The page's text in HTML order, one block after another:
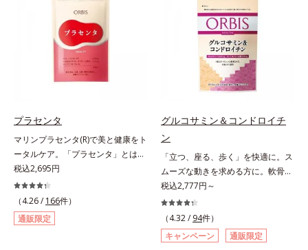
持ちがいいのもポイントです。体を
作る材料であるたんぱく質12g(*1)
をメインに、美を引き出すコラーゲ
ン5,000mgも配合。さらにリズムを
支える鉄分やビタミン6種(*2)、食
物繊維など、女性が不足しがちな栄
美を総合的に支えます。甘さ控えめ
のカフェオレ味、濃厚な抹茶味の2
味展開。プロテイン独特のにおいや
クセが少なく、水に溶けやすいの
で、手軽においしくたんぱく質を摂
れます。*1 1杯分（約27g）当り。
コラーゲン含む。*2 ビタミンB1、
B2、B6、B12、ナイアシン、パン
プラセンタ
マリンプラセンタ(R)で美と健康をト
ータルケア。「プラセンタ」とは、
母から子へ酸素や栄養素をおく
る“胎盤”のこと。豊富な栄養素を含
むプラセンタは、みずみずしい美し
さや元気を求める女性の間で大きな
注目を集めている成分です。豚由来
税込2,695円
（4.26 / 166件）
通販限定
グルコサミン＆コンドロイチ
ン
「立つ、座る、歩く」を快適に。ス
ムーズな動きを求める方に。軟骨の
構成成分のもととなるグルコサミン
は体内でも作られますが、加齢とと
もに分解が進行してしまいます。そ
こで、オルビスは軟骨成分にこだわ
りました。6粒中にグルコサミンを
税込2,777円～
（4.32 / 94件）
キャンペーン
通販限定